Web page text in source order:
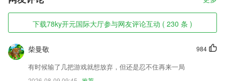
力。斗罗的传奇将会在这里延续，所有的冒险也能为你带来最为经典的玩
法。
78ky开元国际大厅软件特色
1,能智能分类管理相册，还能对图片进行自动的识别
2,最全书库。火热新书，百万小说随便看!
3,为用户显示店铺今日成交金额、订单量和昨日成交情况，方便用户了
下载78ky开元国际大厅参与网友评论互动 ( 230 条 )
984
柴曼敬
有时候输了几把游戏就想放弃，但还是忍不住再来一局